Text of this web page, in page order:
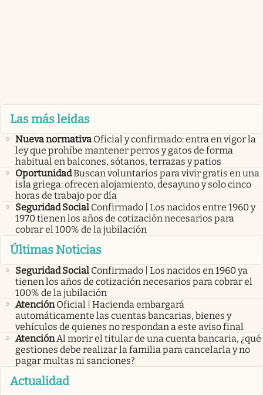
Las más leidas
Nueva normativa Oficial y confirmado: entra en vigor la
ley que prohíbe mantener perros y gatos de forma
habitual en balcones, sótanos, terrazas y patios
OportunidadBuscan voluntarios para vivir gratis en una
isla griega: ofrecen alojamiento, desayuno y solo cinco
horas de trabajo por día
Seguridad Social Confirmado | Los nacidos entre 1960 y
1970 tienen los años de cotización necesarios para
cobrar el 100% de la jubilación
Últimas Noticias
Seguridad Social Confirmado | Los nacidos en 1960 ya
tienen los años de cotización necesarios para cobrar el
100% de la jubilación
Atención Oficial | Hacienda embargará
automáticamente las cuentas bancarias, bienes y
vehículos de quienes no respondan a este aviso final
Atención Al morir el titular de una cuenta bancaria, ¿qué
gestiones debe realizar la familia para cancelarla y no
pagar multas ni sanciones?
Actualidad